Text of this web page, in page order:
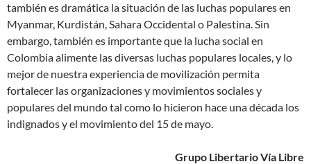
también es dramática la situación de las luchas populares en
Myanmar, Kurdistán, Sahara Occidental o Palestina. Sin
embargo, también es importante que la lucha social en
Colombia alimente las diversas luchas populares locales, y lo
mejor de nuestra experiencia de movilización permita
fortalecer las organizaciones y movimientos sociales y
populares del mundo tal como lo hicieron hace una década los
indignados y el movimiento del 15 de mayo.
Grupo Libertario Vía Libre